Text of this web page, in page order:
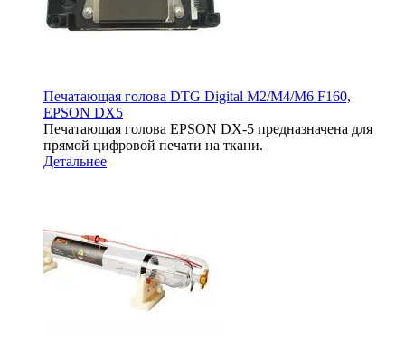
Печатающая голова DTG Digital M2/M4/M6 F160,
EPSON DX5
Печатающая голова EPSON DX-5 предназначена для
прямой цифровой печати на ткани.
Детальнее